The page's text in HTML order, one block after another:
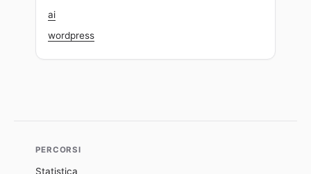
ai
wordpress
PERCORSI
Statistica